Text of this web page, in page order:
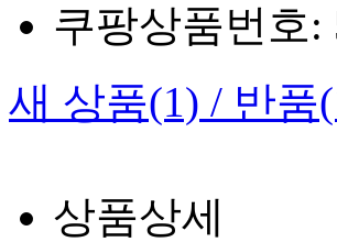
쿠팡상품번호:
새 상품(1) / 반품
상품상세